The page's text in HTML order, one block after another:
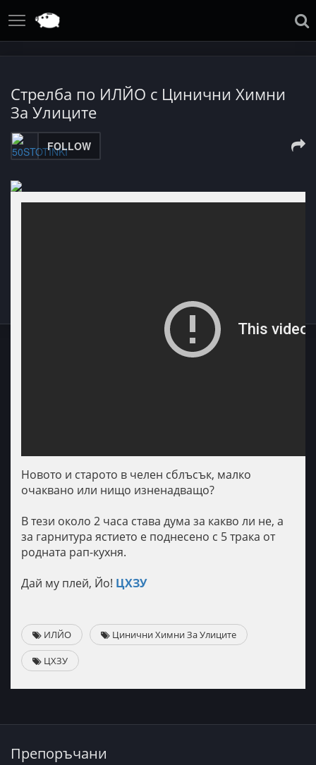
Стрелба по ИЛЙО с Цинични Химни
За Улиците
FOLLOW
Новото и старото в челен сблъсък, малко
очаквано или нищо изненадващо?
В тези около 2 часа става дума за какво ли не, а
за гарнитура ястието е поднесено с 5 трака от
родната рап-кухня.
Дай му плей, Йо! ЦХЗУ
ИЛЙО Цинични Химни За Улиците
ЦХЗУ
Препоръчани